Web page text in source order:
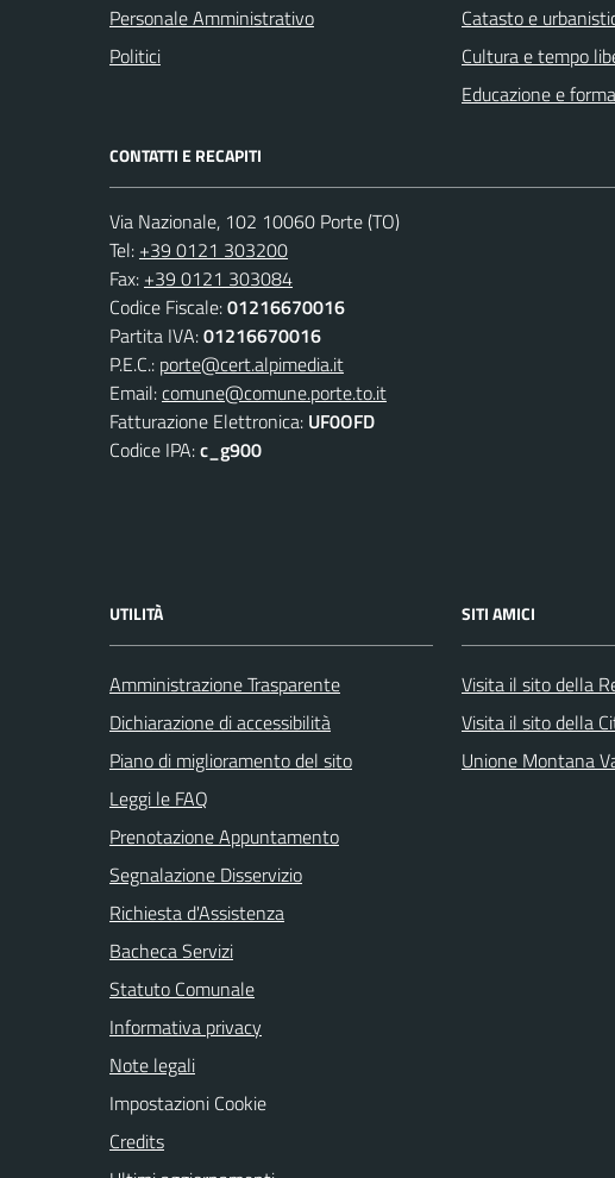
Personale Amministrativo
Politici
Catasto e
Cultura e tempo
Educazione e
CONTATTI E RECAPITI
Via Nazionale, 102 10060 Porte (TO)
Tel: +39 0121 303200
Fax: +39 0121 303084
Codice Fiscale:01216670016
Partita IVA:01216670016
P.E.C.: porte@cert.alpimedia.it
Email:comune@comune.porte.to.it
Fatturazione Elettronica: UF0OFD
Codice IPA:c_g900
UTILITÀ
Amministrazione Trasparente
Dichiarazione di accessibilità
Piano di miglioramento del sito
Leggi le FAQ
Prenotazione Appuntamento
Segnalazione Disservizio
Richiesta d'Assistenza
Bacheca Servizi
Statuto Comunale
Informativa privacy
Note legali
Impostazioni Cookie
Credits
SITI AMICI
Visita il sito della
Visita il sito della
Unione Montana